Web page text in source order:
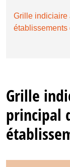
Grille indiciaire
établissements
Grille
principal